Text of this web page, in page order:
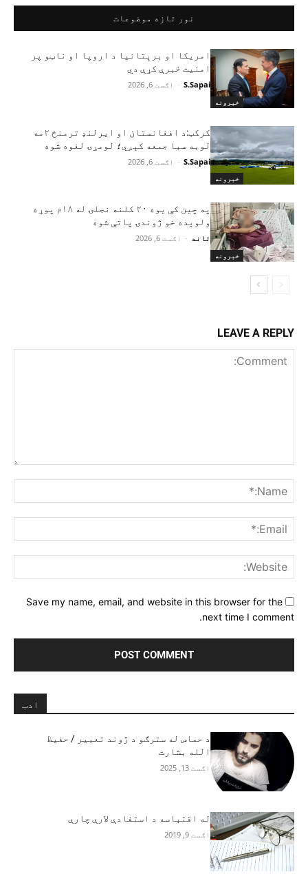
نور تازه موضوعات
خبرونه
امریکا او برېتانیا د اروپا او ناټو پر
امنیت خبرې کړې دي
S.Sapai
- اګست 6, 2026
خبرونه
کرکټ:د افغانستان او ایرلنډ ترمنځ ۲مه
لوبه سبا جمعه کېږي؛ لومړۍ لغوه شوه
S.Sapai
- اګست 6, 2026
خبرونه
په چین کې یوه ۲۰ کلنه نجلۍ له ۱۸م پوړه
ولوېده خو ژوندۍ پاتې شوه
تاند - اګست 6, 2026
LEAVE A REPLY
Save my name, email, and website in this browser for the
next time I comment.
ادب
د حماس له سترګو د ژوند تعبیر / حفيظ
الله بشارت
اګست 13, 2025
له اقتباسه د استفادې لارې چارې
اګست 9, 2019